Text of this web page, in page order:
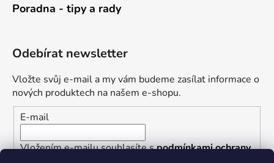
Poradna - tipy a rady
Odebírat newsletter
Vložte svůj e-mail a my vám budeme zasílat informace o
nových produktech na našem e-shopu.
E-mail
Vložením e-mailu souhlasíte spodmínkami ochrany